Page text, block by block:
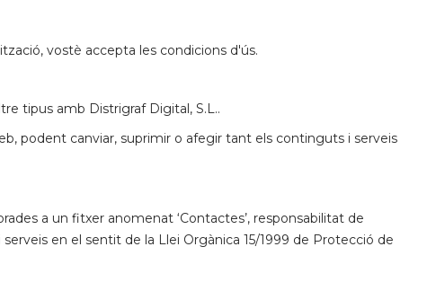
vostè accepta les condicions d'ús.
tipus amb Distrigraf Digital, S.L..
podent canviar, suprimir o afegir tant els continguts i serveis
a un fitxer anomenat ‘Contactes’, responsabilitat de
en el sentit de la Llei Orgànica 15/1999 de Protecció de